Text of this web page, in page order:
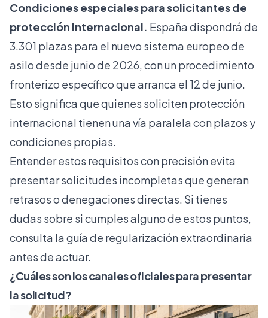
Condiciones especiales para solicitantes de
protección internacional. España dispondrá de
3.301 plazas para el nuevo sistema europeo de
asilodesde junio de 2026, con un procedimiento
fronterizo específico que arranca el 12 de junio.
Esto significa que quienes soliciten protección
internacional tienen una vía paralela con plazos y
condiciones propias.
Entender estos requisitos con precisión evita
presentar solicitudes incompletas que generan
retrasos o denegaciones directas. Si tienes
dudas sobre si cumples alguno de estos puntos,
consulta laguía de regularización extraordinaria
antes de actuar.
¿Cuáles son los canales oficiales para presentar
la solicitud?